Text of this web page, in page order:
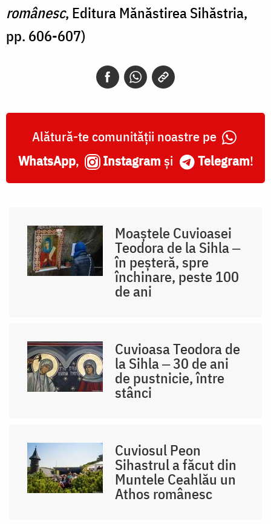
românesc, Editura Mănăstirea Sihăstria,
pp. 606-607)
Alătură-te comunității noastre pe
WhatsApp, Instagram și Telegram!
Moaștele Cuvioasei
Teodora de la Sihla ‒
în peșteră, spre
închinare, peste 100
de ani
Cuvioasa Teodora de
la Sihla ‒ 30 de ani
de pustnicie, între
stânci
Cuviosul Peon
Sihastrul a făcut din
Muntele Ceahlău un
Athos românesc